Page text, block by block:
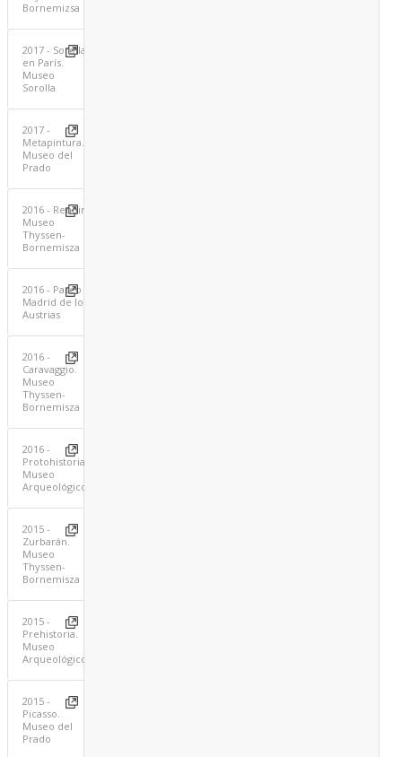
Bornemizsa
2017 - Sorolla
en París.
Museo
Sorolla
2017 -
Metapintura.
Museo del
Prado
2016 - Renoir.
Museo
Thyssen-
Bornemisza
2016 - Paseo
Madrid de los
Austrias
2016 -
Caravaggio.
Museo
Thyssen-
Bornemisza
2016 -
Protohistoria.
Museo
Arqueológico
2015 -
Zurbarán.
Museo
Thyssen-
Bornemisza
2015 -
Prehistoria.
Museo
Arqueológico
2015 -
Picasso.
Museo del
Prado